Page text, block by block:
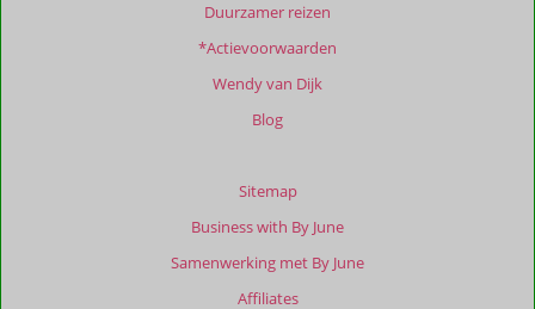
Duurzamer reizen
*Actievoorwaarden
Wendy van Dijk
Blog
Sitemap
Business with By June
Samenwerking met By June
Affiliates